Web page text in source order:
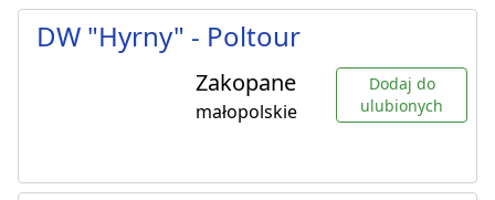
DW "Hyrny" - Poltour
Zakopane
małopolskie
Dodaj do
ulubionych